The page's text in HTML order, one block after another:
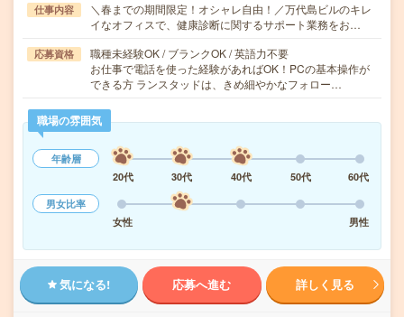
仕事内容
＼春までの期間限定！オシャレ自由！／万代島ビルのキレ
イなオフィスで、健康診断に関するサポート業務をお…
応募資格
職種未経験OK / ブランクOK / 英語力不要
お仕事で電話を使った経験があればOK！PCの基本操作が
できる方 ランスタッドは、きめ細やかなフォロー…
職場の雰囲気
年齢層
20代
30代 40代 50代
60代
男女比率
女性
男性
気になる! 応募へ進む 詳しく見る